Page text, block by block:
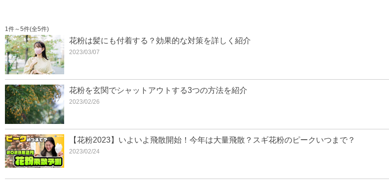
1件～5件(全5件)
花粉は髪にも付着する？効果的な対策を詳しく紹介
2023/03/07
花粉を玄関でシャットアウトする3つの方法を紹介
2023/02/26
【花粉2023】いよいよ飛散開始！今年は大量飛散？スギ花粉のピークいつまで？
2023/02/24